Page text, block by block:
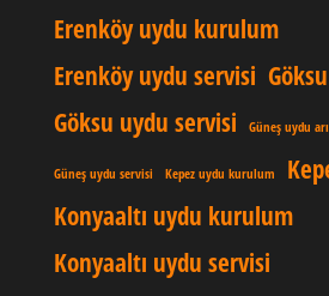
Erenköy uydu kurulum
Erenköy uydu servisi
Göksu uydu servisi
Güneş uydu
Güneş uydu servisi Kepez uydu kurulum
Konyaaltı uydu kurulum
Konyaaltı uydu servisi